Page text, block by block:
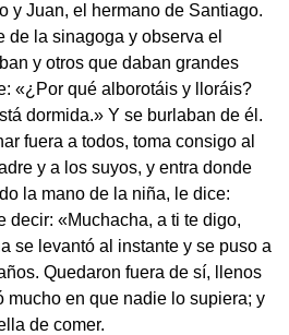
y Juan, el hermano de Santiago.
de la sinagoga y observa el
y otros que daban grandes
«¿Por qué alborotáis y lloráis?
dormida.» Y se burlaban de él.
fuera a todos, toma consigo al
y a los suyos, y entra donde
la mano de la niña, le dice:
decir: «Muchacha, a ti te digo,
se levantó al instante y se puso a
Quedaron fuera de sí, llenos
mucho en que nadie lo supiera; y
de comer.